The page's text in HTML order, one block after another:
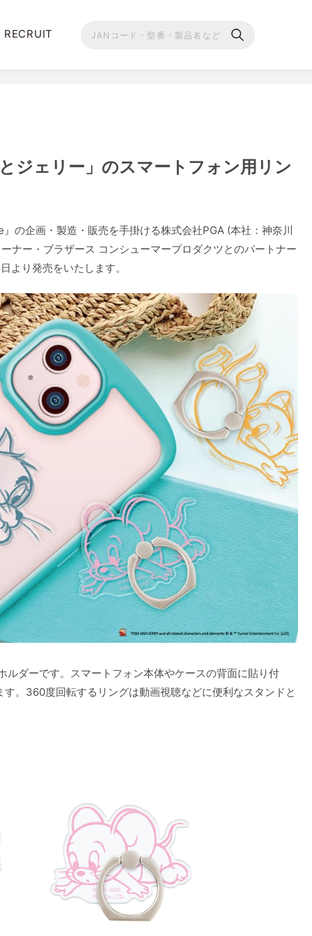
RECRUIT
ジェリー」のスマートフォン用リン
の企画・製造・販売を手掛ける株式会社PGA (本社：神奈川
ナー・ブラザース コンシューマープロダクツとのパートナー
より発売をいたします。
ダーです。スマートフォン本体やケースの背面に貼り付
。360度回転するリングは動画視聴などに便利なスタンドと